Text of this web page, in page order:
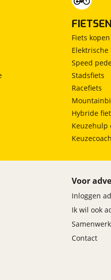
FIETSEN
Fiets kopen
Elektrische
Speed
Stadsfiets
Racefiets
Hybride
Keuzehulp
Keuzecoach
Voor
Inloggen
Ik wil ook
Contact